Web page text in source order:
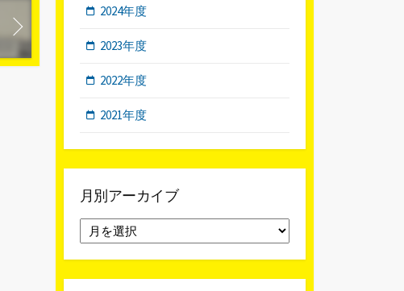
2024年度
2023年度
2022年度
2021年度
月別アーカイブ
別
ア
ー